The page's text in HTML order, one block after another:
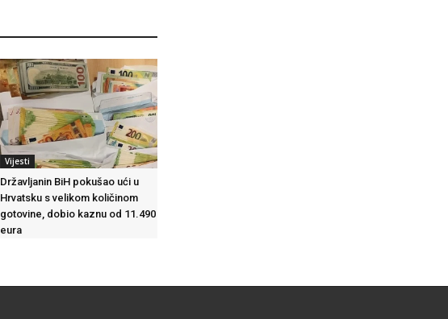
Vijesti
Državljanin BiH pokušao ući u
Hrvatsku s velikom količinom
gotovine, dobio kaznu od 11.490
eura